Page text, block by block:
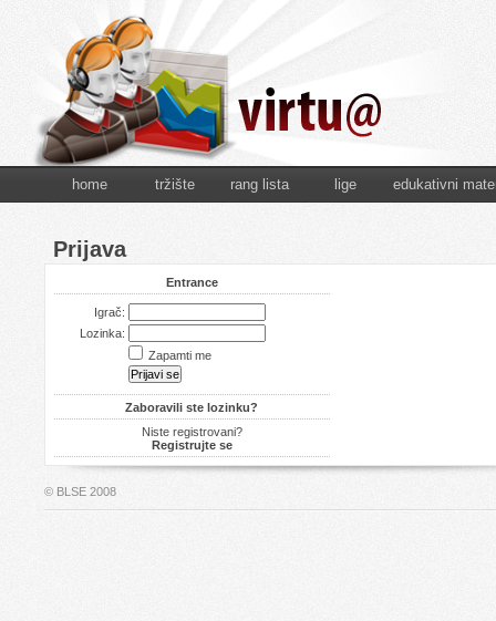
home tržište rang lista lige edukativni
Prijava
Entrance
Igrač:
Lozinka:
Zapamti me
Zaboravili ste lozinku?
Niste registrovani?
Registrujte se
© BLSE 2008